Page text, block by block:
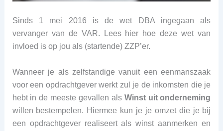
Sinds 1 mei 2016 is de wet DBA ingegaan als
vervanger van de VAR. Lees hier hoe deze wet van
invloed is op jou als (startende) ZZP’er.
Wanneer je als zelfstandige vanuit een eenmanszaak
voor een opdrachtgever werkt zul je de inkomsten die je
hebt in de meeste gevallen als Winst uit onderneming
willen bestempelen. Hiermee kun je je omzet die je bij
een opdrachtgever realiseert als winst aanmerken en